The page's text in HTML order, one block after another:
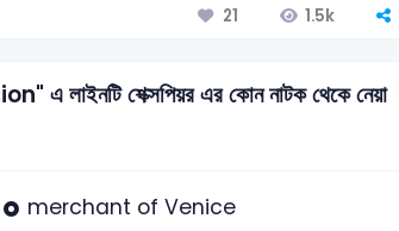
21 1.5k
শেক্সপিয়র এর কোন নাটক থেকে নেয়া
merchant of Venice